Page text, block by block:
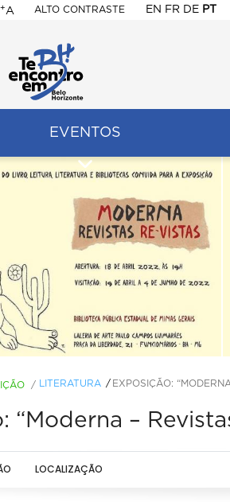
+A ALTO CONTRASTE EN FR DE PT
EVENTOS
/ LITERATURA EXPOSIÇÃO:
“Moderna –
LOCALIZAÇÃO